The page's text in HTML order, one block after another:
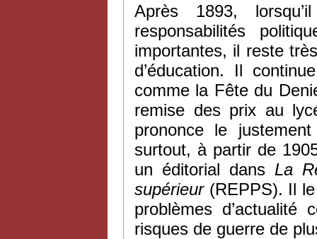
Après 1893,
responsabilités
importantes, il reste
d’éducation. Il
comme la Fête du
remise des prix au
prononce le
surtout, à partir de
un éditorial dans La
supérieur (REPPS). Il
problèmes
risques de guerre de